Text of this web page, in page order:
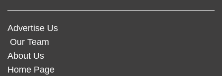
Advertise Us
Our Team
About Us
Home Page